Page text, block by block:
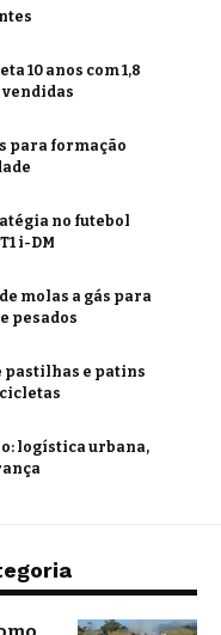
10 anos com 1,8
para formação
no futebol
i-DM
molas a gás para
pesados
pastilhas e patins
logística urbana,